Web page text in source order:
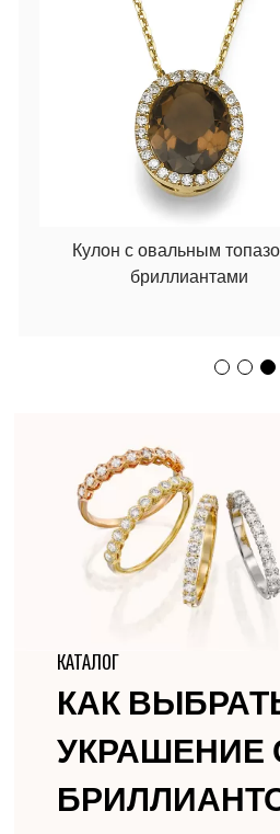
КАТАЛОГ
КАК
УКРАШЕНИЕ
Кулон с овальным
бриллиантами